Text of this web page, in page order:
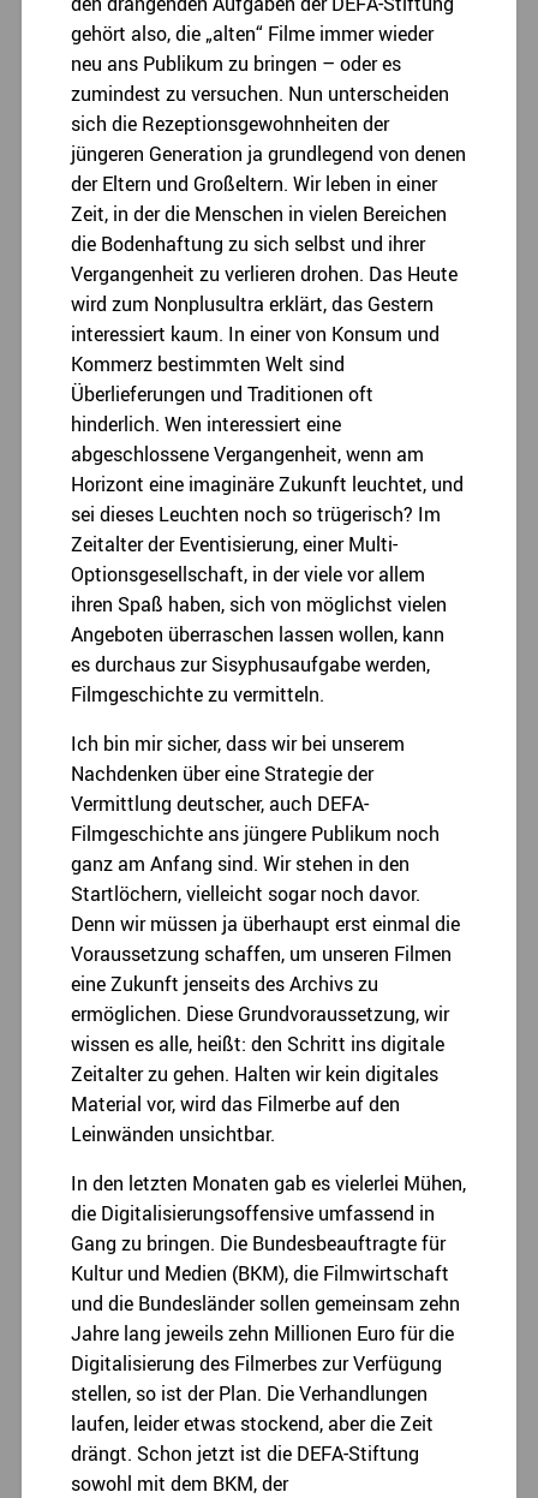
gehört also, die „alten“ Filme immer wieder
neu ans Publikum zu bringen – oder es
zumindest zu versuchen. Nun unterscheiden
sich die Rezeptionsgewohnheiten der
jüngeren Generation ja grundlegend von denen
der Eltern und Großeltern. Wir leben in einer
Zeit, in der die Menschen in vielen Bereichen
die Bodenhaftung zu sich selbst und ihrer
Vergangenheit zu verlieren drohen. Das Heute
wird zum Nonplusultra erklärt, das Gestern
interessiert kaum. In einer von Konsum und
Kommerz bestimmten Welt sind
Überlieferungen und Traditionen oft
hinderlich. Wen interessiert eine
abgeschlossene Vergangenheit, wenn am
Horizont eine imaginäre Zukunft leuchtet, und
sei dieses Leuchten noch so trügerisch? Im
Zeitalter der Eventisierung, einer Multi-
Optionsgesellschaft, in der viele vor allem
ihren Spaß haben, sich von möglichst vielen
Angeboten überraschen lassen wollen, kann
es durchaus zur Sisyphusaufgabe werden,
Filmgeschichte zu vermitteln.
Ich bin mir sicher, dass wir bei unserem
Nachdenken über eine Strategie der
Vermittlung deutscher, auch DEFA-
Filmgeschichte ans jüngere Publikum noch
ganz am Anfang sind. Wir stehen in den
Startlöchern, vielleicht sogar noch davor.
Denn wir müssen ja überhaupt erst einmal die
Voraussetzung schaffen, um unseren Filmen
eine Zukunft jenseits des Archivs zu
ermöglichen. Diese Grundvoraussetzung, wir
wissen es alle, heißt: den Schritt ins digitale
Zeitalter zu gehen. Halten wir kein digitales
Material vor, wird das Filmerbe auf den
Leinwänden unsichtbar.
In den letzten Monaten gab es vielerlei Mühen,
die Digitalisierungsoffensive umfassend in
Gang zu bringen. Die Bundesbeauftragte für
Kultur und Medien (BKM), die Filmwirtschaft
und die Bundesländer sollen gemeinsam zehn
Jahre lang jeweils zehn Millionen Euro für die
Digitalisierung des Filmerbes zur Verfügung
stellen, so ist der Plan. Die Verhandlungen
laufen, leider etwas stockend, aber die Zeit
drängt. Schon jetzt ist die DEFA-Stiftung
sowohl mit dem BKM, der